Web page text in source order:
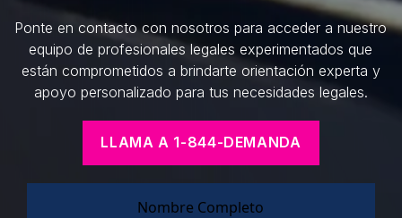
Ponte en contacto con nosotros para acceder a nuestro
equipo de profesionales legales experimentados que
están comprometidos a brindarte orientación experta y
apoyo personalizado para tus necesidades legales.
LLAMA A 1-844-DEMANDA
Nombre Completo